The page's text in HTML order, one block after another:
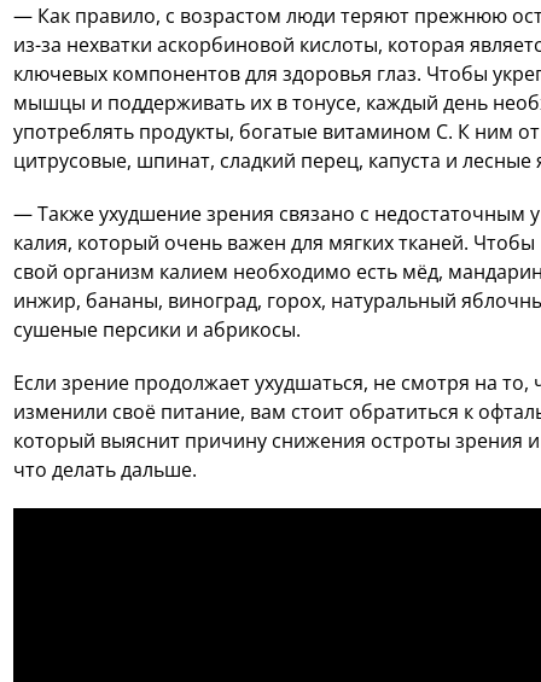
— Как правило, с возрастом люди теряют прежнюю
из-за нехватки аскорбиновой кислоты, которая
ключевых компонентов для здоровья глаз. Чтобы
мышцы и поддерживать их в тонусе, каждый день
употреблять продукты, богатые витамином C. К ним
цитрусовые, шпинат, сладкий перец, капуста и лесные
— Также ухудшение зрения связано с недостаточным
калия, который очень важен для мягких тканей.
свой организм калием необходимо есть мёд,
инжир, бананы, виноград, горох, натуральный
сушеные персики и абрикосы.
Если зрение продолжает ухудшаться, не смотря на то,
изменили своё питание, вам стоит обратиться к
который выяснит причину снижения остроты зрения и
что делать дальше.